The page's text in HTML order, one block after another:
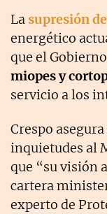
La supresión
energético
que el
miopes y
servicio a los
Crespo
inquietudes al
que “su visión
cartera
experto de